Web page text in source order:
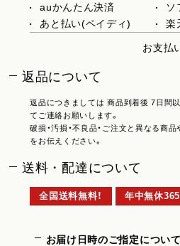
auかんたん決済
ソ
あと払い(ペイディ)
楽
お支払
返品について
返品につきましては 商品到着後 7日間
てご連絡お願いします。
破損・汚損・不良品・ご注文と異なる商
をお伝えください。
送料・配達について
全国送料無料！ 年中無休
お届け日時のご指定について